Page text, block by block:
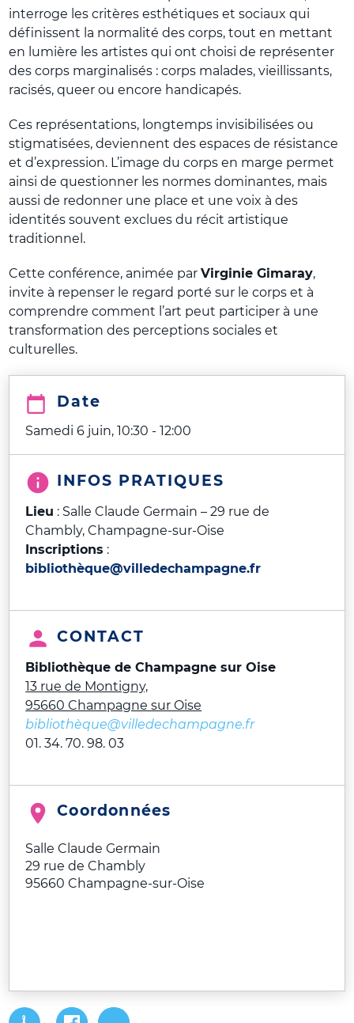
interroge les critères esthétiques et sociaux qui
définissent la normalité des corps, tout en mettant
en lumière les artistes qui ont choisi de représenter
des corps marginalisés : corps malades, vieillissants,
racisés, queer ou encore handicapés.
Ces représentations, longtemps invisibilisées ou
stigmatisées, deviennent des espaces de résistance
et d’expression. L’image du corps en marge permet
ainsi de questionner les normes dominantes, mais
aussi de redonner une place et une voix à des
identités souvent exclues du récit artistique
traditionnel.
Cette conférence, animée parVirginie Gimaray,
invite à repenser le regard porté sur le corps et à
comprendre comment l’art peut participer à une
transformation des perceptions sociales et
culturelles.
Date
Samedi 6 juin, 10:30 -12:00
INFOS PRATIQUES
Lieu : Salle Claude Germain – 29 rue de
Chambly, Champagne-sur-Oise
Inscriptions :
bibliothèque@villedechampagne.fr
CONTACT
Bibliothèque de Champagne sur Oise
13 rue de Montigny,
95660 Champagne sur Oise
bibliothèque@villedechampagne.fr
01. 34. 70. 98. 03
Coordonnées
Salle Claude Germain
29 rue de Chambly
95660 Champagne-sur-Oise